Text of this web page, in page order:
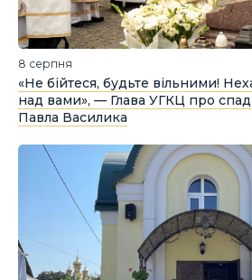
8 серпня
«Не бійтеся, будьте вільними!
над вами», — Глава УГКЦ про
Павла Василика